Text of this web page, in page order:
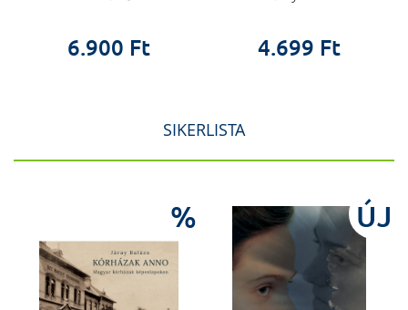
6.900 Ft 4.699 Ft
SIKERLISTA
% ÚJ